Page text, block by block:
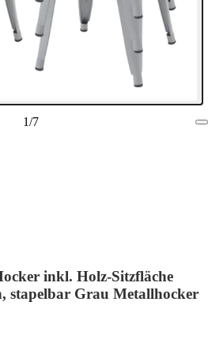
1/7
inkl. Holz-Sitzfläche
stapelbar Grau Metallhocker